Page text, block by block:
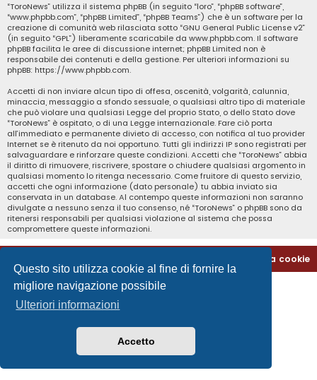
Questo sito utilizza cookie al fine di fornire la
migliore navigazione possibile
Ulteriori informazioni
Accetto
“ToroNews” utilizza il sistema phpBB (in seguito “loro”, “phpBB software”,
“www.phpbb.com”, “phpBB Limited”, “phpBB Teams”) che è un software per la
creazione di comunità web rilasciata sotto “GNU General Public License v2”
(in seguito “GPL”) liberamente scaricabile da www.phpbb.com. Il software
phpBB facilita le aree di discussione internet; phpBB Limited non è
responsabile dei contenuti e della gestione. Per ulteriori informazioni su
phpBB: https://www.phpbb.com.
Accetti di non inviare alcun tipo di offesa, oscenità, volgarità, calunnia,
minaccia, messaggio a sfondo sessuale, o qualsiasi altro tipo di materiale
che può violare una qualsiasi Legge del proprio Stato, o dello Stato dove
“ToroNews” è ospitato, o di una Legge internazionale. Fare ciò porta
all’immediato e permanente divieto di accesso, con notifica al tuo provider
Internet se è ritenuto da noi opportuno. Tutti gli indirizzi IP sono registrati per
salvaguardare e rinforzare queste condizioni. Accetti che “ToroNews” abbia
il diritto di rimuovere, riscrivere, spostare o chiudere qualsiasi argomento in
qualsiasi momento lo ritenga necessario. Come fruitore di questo servizio,
accetti che ogni informazione (dato personale) tu abbia inviato sia
conservata in un database. Al contempo queste informazioni non saranno
divulgate a nessuno senza il tuo consenso, né “ToroNews” o phpBB sono da
ritenersi responsabili per qualsiasi violazione al sistema che possa
compromettere queste informazioni.
Cancella cookie